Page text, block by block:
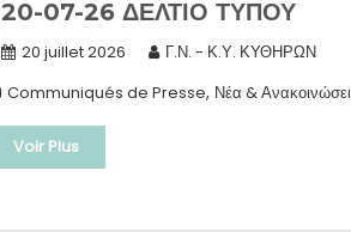
20-07-26 ΔΕΛΤΙΟ ΤΥΠΟΥ
20 juillet 2026
Γ.Ν. - Κ.Υ. ΚΥΘΗΡΩΝ
Communiqués de Presse, Νέα &
Voir Plus